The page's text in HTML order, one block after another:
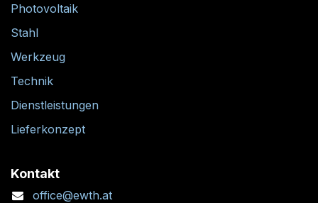
Photovoltaik
Stahl
Werkzeug
Technik
Dienstleistungen
Lieferkonzept
Kontakt
office@ewth.at